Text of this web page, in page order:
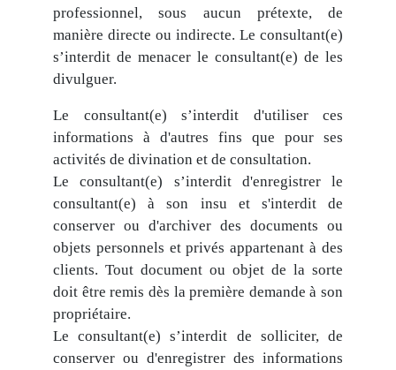
professionnel, sous aucun prétexte, de
manière directe ou indirecte. Le consultant(e)
s’interdit de menacer le consultant(e) de les
divulguer.
Le consultant(e) s’interdit d'utiliser ces
informations à d'autres fins que pour ses
activités de divination et de consultation.
Le consultant(e) s’interdit d'enregistrer le
consultant(e) à son insu et s'interdit de
conserver ou d'archiver des documents ou
objets personnels et privés appartenant à des
clients. Tout document ou objet de la sorte
doit être remis dès la première demande à son
propriétaire.
Le consultant(e) s’interdit de solliciter, de
conserver ou d'enregistrer des informations